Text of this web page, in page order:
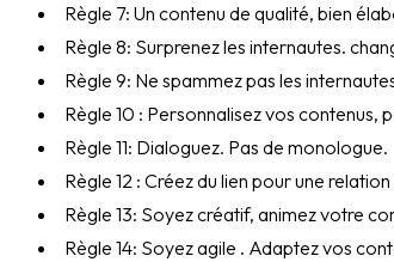
Règle 7: Un contenu de qualité, bien
Règle 8: Surprenez les internautes.
Règle 9: Ne spammez pas les
Règle 10 : Personnalisez vos
Règle 11: Dialoguez. Pas de monologue.
Règle 12 : Créez du lien pour une
Règle 13: Soyez créatif, animez votre
Règle 14: Soyez agile . Adaptez vos